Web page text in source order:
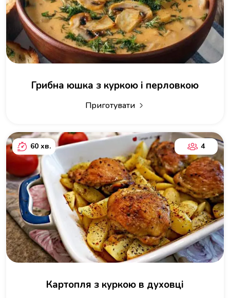
Грибна юшка з куркою і перловкою
Приготувати
60 хв. 4
Картопля з куркою в духовці